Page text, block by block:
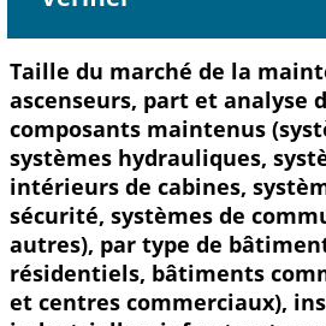
Taille du marché de la
ascenseurs, part et analyse
composants maintenus
systèmes hydrauliques,
intérieurs de cabines,
sécurité, systèmes de
autres), par type de
résidentiels, bâtiments
et centres commerciaux),